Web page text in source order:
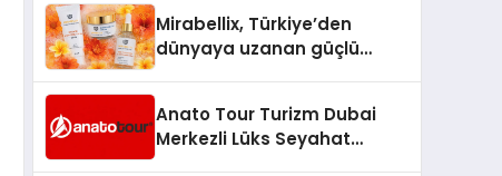
Mirabellix, Türkiye’den
dünyaya uzanan güçlü
Anato Tour Turizm Dubai
Merkezli Lüks Seyahat